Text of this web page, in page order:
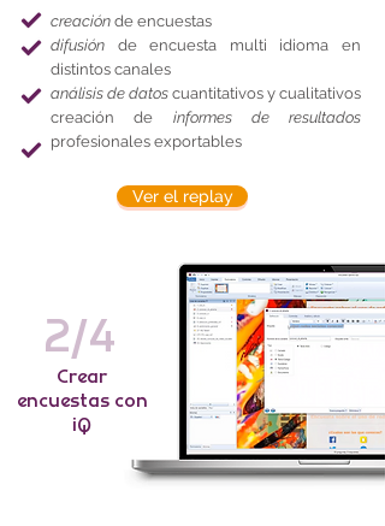
creación de encuestas
difusión de encuesta multi idioma en
distintos canales
análisis de datos cuantitativos y cualitativos
creación de informes de resultados
profesionales exportables
Ver el replay
2/4
Crear
encuestas con
iQ